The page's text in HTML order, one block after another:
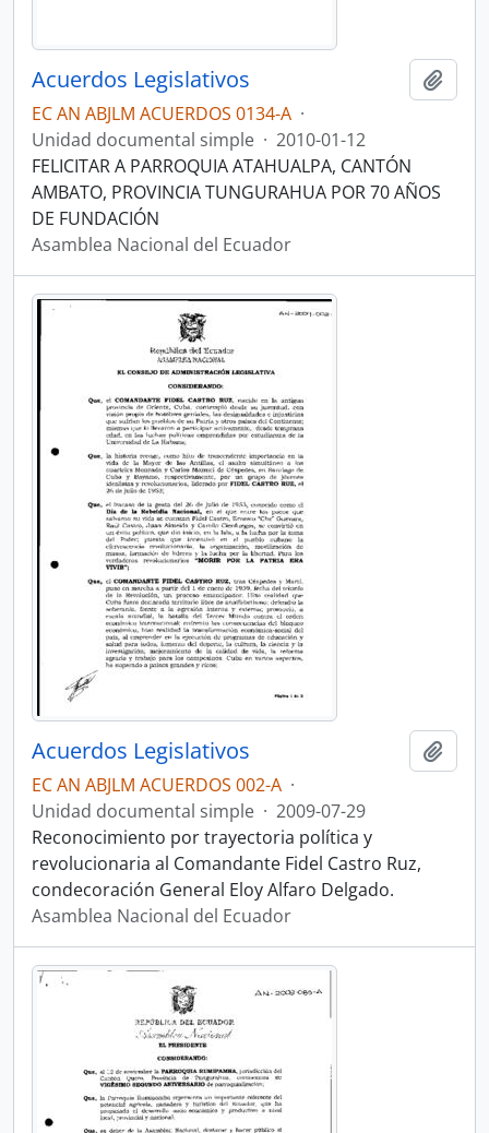
Acuerdos Legislativos
EC AN ABJLM ACUERDOS 0134-A ·
Unidad documental simple · 2010-01-12
FELICITAR A PARROQUIA ATAHUALPA, CANTÓN
AMBATO, PROVINCIA TUNGURAHUA POR 70 AÑOS
DE FUNDACIÓN
Asamblea Nacional del Ecuador
Acuerdos Legislativos
EC AN ABJLM ACUERDOS 002-A ·
Unidad documental simple · 2009-07-29
Reconocimiento por trayectoria política y
revolucionaria al Comandante Fidel Castro Ruz,
condecoración General Eloy Alfaro Delgado.
Asamblea Nacional del Ecuador